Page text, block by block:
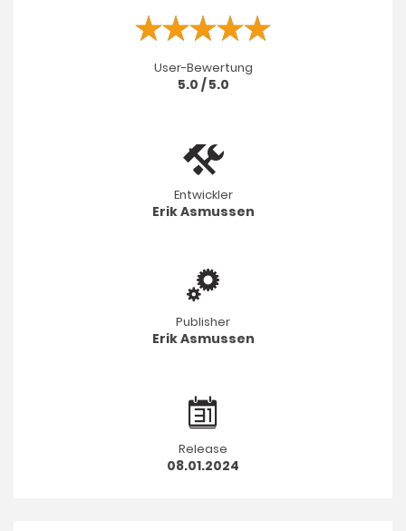
User-Bewertung
5.0 / 5.0
Entwickler
Erik Asmussen
Publisher
Erik Asmussen
Release
08.01.2024